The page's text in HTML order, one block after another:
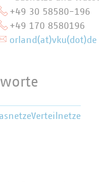
+49 30 58580-196
+49 170 8580196
orland(at)vku(dot)de
Verteilnetze